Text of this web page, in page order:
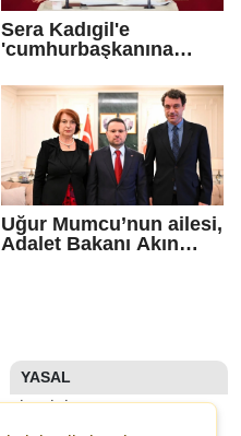
Sera Kadıgil'e
'cumhurbaşkanına
soruşturması
Uğur Mumcu’nun ailesi,
Adalet Bakanı Akın
YASAL
İLETIŞIM